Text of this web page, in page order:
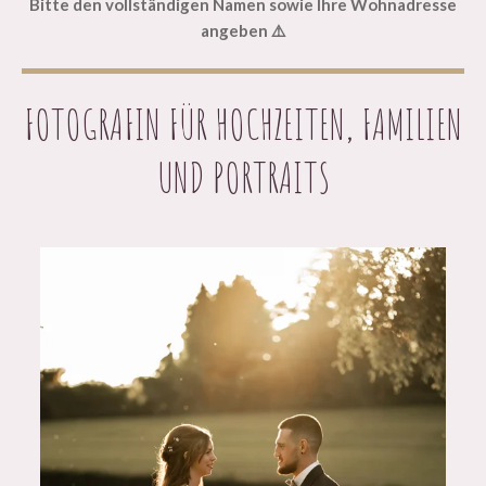
Bitte den vollständigen Namen sowie Ihre Wohnadresse
angeben ⚠️
FOTOGRAFIN FÜR HOCHZEITEN, FAMILIEN
UND PORTRAITS